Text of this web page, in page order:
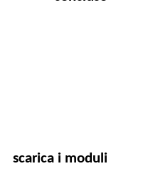
scarica i moduli